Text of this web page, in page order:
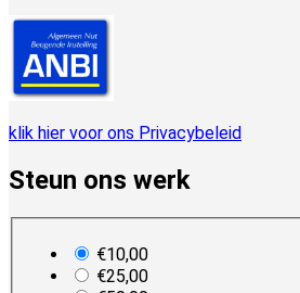
klik hier voor ons Privacybeleid
Steun ons werk
€10,00
€25,00